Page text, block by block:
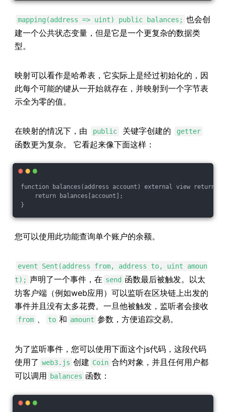
mapping(address => uint) public balances; 也会创
建一个公共状态变量，但是它是一个更复杂的数据类
型。
映射可以看作是哈希表，它实际上是经过初始化的，因
此每个可能的键从一开始就存在，并映射到一个字节表
示全为零的值。
在映射的情况下，由 public 关键字创建的 getter
函数更为复杂。 它看起来像下面这样：
function balances(address account) external view
    return balances[account];
您可以使用此功能查询单个账户的余额。
event Sent(address from, address to, uint amoun
t); 声明了一个事件，在 send 函数最后被触发。以太
坊客户端（例如web应用）可以监听在区块链上出发的
事件并且没有太多花费。一旦他被触发，监听者会接收
from to 和 amount 参数，方便追踪交易。
为了监听事件，您可以使用下面这个js代码，这段代码
使用了 web3.js 创建 Coin 合约对象，并且任何用户都
可以调用 balances 函数：